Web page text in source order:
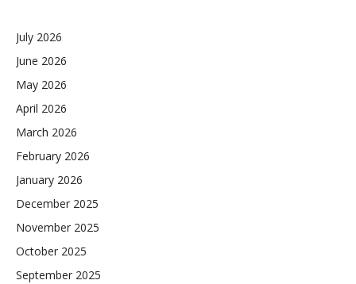
July 2026
June 2026
May 2026
April 2026
March 2026
February 2026
January 2026
December 2025
November 2025
October 2025
September 2025